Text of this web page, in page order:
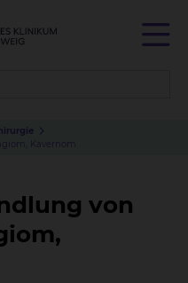
Kavernom
von